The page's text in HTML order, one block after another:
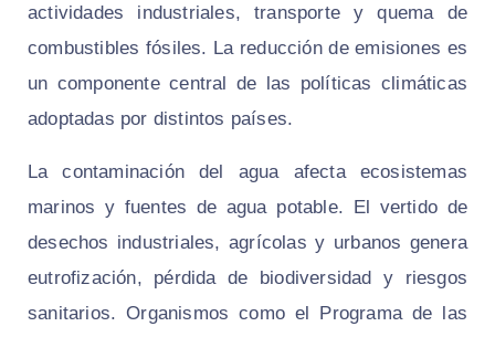
actividades industriales, transporte y quema de
combustibles fósiles. La reducción de emisiones es
un componente central de las políticas climáticas
adoptadas por distintos países.
La contaminación del agua afecta ecosistemas
marinos y fuentes de agua potable. El vertido de
desechos industriales, agrícolas y urbanos genera
eutrofización, pérdida de biodiversidad y riesgos
sanitarios. Organismos como el Programa de las